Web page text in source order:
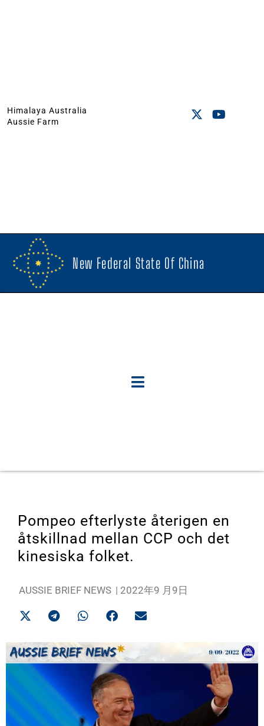
Himalaya Australia
Aussie Farm
New Federal State Of China
Pompeo efterlyste återigen en
åtskillnad mellan CCP och det
kinesiska folket.
AUSSIE BRIEF NEWS | 2022年9 月9日